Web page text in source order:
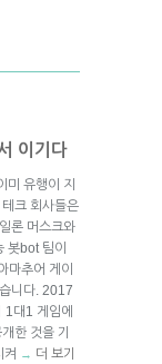
이기다
미 유행이 지
크 회사들은
론 머스크와
봇bot 팀이
마추어 게이
니다. 2017
대1 게임에
한 것을 기
→ 더 보기